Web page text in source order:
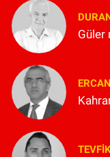
Güler